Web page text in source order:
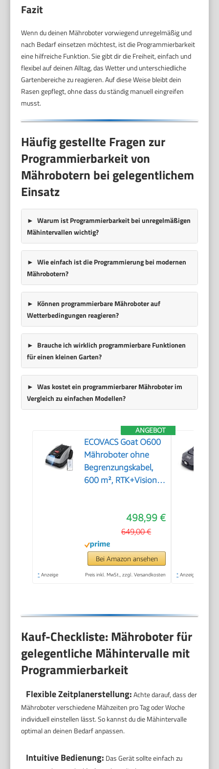
Fazit
Wenn du deinen Mähroboter vorwiegend unregelmäßig und
nach Bedarf einsetzen möchtest, ist die Programmierbarkeit
eine hilfreiche Funktion. Sie gibt dir die Freiheit, einfach und
flexibel auf deinen Alltag, das Wetter und unterschiedliche
Gartenbereiche zu reagieren. Auf diese Weise bleibt dein
Rasen gepflegt, ohne dass du ständig manuell eingreifen
musst.
Häufig gestellte Fragen zur
Programmierbarkeit von
Mährobotern bei gelegentlichem
Einsatz
Warum ist Programmierbarkeit bei unregelmäßigen
Mähintervallen wichtig?
Wie einfach ist die Programmierung bei modernen
Mährobotern?
Können programmierbare Mähroboter auf
Wetterbedingungen reagieren?
Brauche ich wirklich programmierbare Funktionen
für einen kleinen Garten?
Was kostet ein programmierbarer Mähroboter im
Vergleich zu einfachen Modellen?
ANGEBOT
ECOVACS Goat O600
Mähroboter ohne
Begrenzungskabel,
600 m², RTK+Vision-
Hindernisvermeidung,
App Steuerung,
passiert 0,7 m
schmale Stellen
498,99 €
649,00 €
Bei Amazon ansehen
* Anzeige Preis inkl. MwSt., zzgl. Versandkosten * Anzeige
Kauf-Checkliste: Mähroboter für
gelegentliche Mähintervalle mit
Programmierbarkeit
Flexible Zeitplanerstellung:Achte darauf, dass der
Mähroboter verschiedene Mähzeiten pro Tag oder Woche
individuell einstellen lässt. So kannst du die Mähintervalle
optimal an deinen Bedarf anpassen.
Intuitive Bedienung: Das Gerät sollte einfach zu